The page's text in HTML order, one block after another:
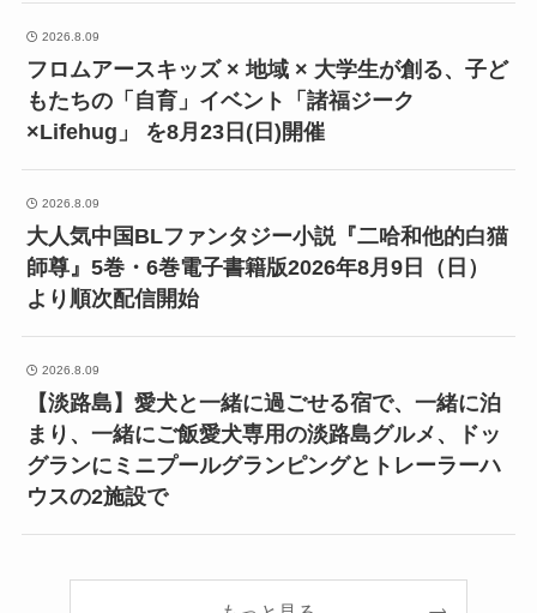
2026.8.09
フロムアースキッズ × 地域 × 大学生が創る、子ど
もたちの「自育」イベント「諸福ジーク
×Lifehug」 を8月23日(日)開催
2026.8.09
大人気中国BLファンタジー小説『二哈和他的白猫
師尊』5巻・6巻電子書籍版2026年8月9日（日）
より順次配信開始
2026.8.09
【淡路島】愛犬と一緒に過ごせる宿で、一緒に泊
まり、一緒にご飯愛犬専用の淡路島グルメ、ドッ
グランにミニプールグランピングとトレーラーハ
ウスの2施設で